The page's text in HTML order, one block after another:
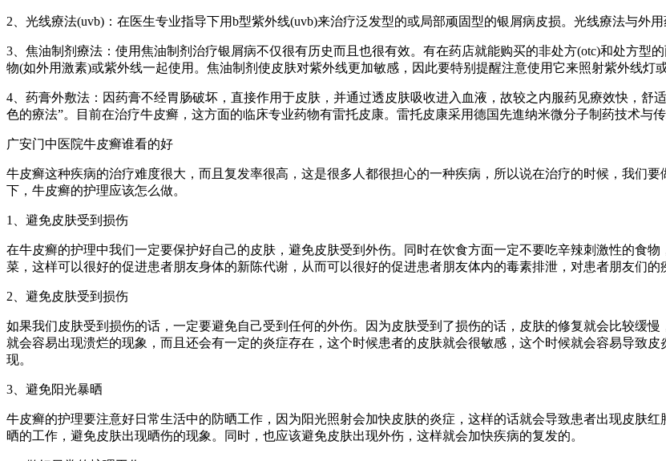
2、光线療法(uvb)：在医生专业指导下用b型紫外线(uvb)来治疗泛发型的或局部顽固型的银屑病皮损。光线療法与外
3、焦油制剂療法：使用焦油制剂治疗银屑病不仅很有历史而且也很有效。有在药店就能购买的非处方(otc)和处方型
物(如外用激素)或紫外线一起使用。焦油制剂使皮肤对紫外线更加敏感，因此要特别提醒注意使用它来照射紫外线灯
4、药膏外敷法：因药膏不经胃肠破坏，直接作用于皮肤，并通过透皮肤吸收进入血液，故较之内服药见療效快，舒
色的療法”。目前在治疗牛皮癣，这方面的临床专业药物有雷托皮康。雷托皮康采用德国先進纳米微分子制药技术与
广安门中医院牛皮癣谁看的好
牛皮癣这种疾病的治疗难度很大，而且复发率很高，这是很多人都很担心的一种疾病，所以说在治疗的时候，我们
下，牛皮癣的护理应该怎么做。
1、避免皮肤受到损伤
在牛皮癣的护理中我们一定要保护好自己的皮肤，避免皮肤受到外伤。同时在饮食方面一定不要吃辛辣刺激性的食
菜，这样可以很好的促进患者朋友身体的新陈代谢，从而可以很好的促进患者朋友体内的毒素排泄，对患者朋友们的
2、避免皮肤受到损伤
如果我们皮肤受到损伤的话，一定要避免自己受到任何的外伤。因为皮肤受到了损伤的话，皮肤的修复就会比较缓
就会容易出现溃烂的现象，而且还会有一定的炎症存在，这个时候患者的皮肤就会很敏感，这个时候就会容易导致
现。
3、避免阳光暴晒
牛皮癣的护理要注意好日常生活中的防晒工作，因为阳光照射会加快皮肤的炎症，这样的话就会导致患者出现皮肤
晒的工作，避免皮肤出现晒伤的现象。同时，也应该避免皮肤出现外伤，这样就会加快疾病的复发的。